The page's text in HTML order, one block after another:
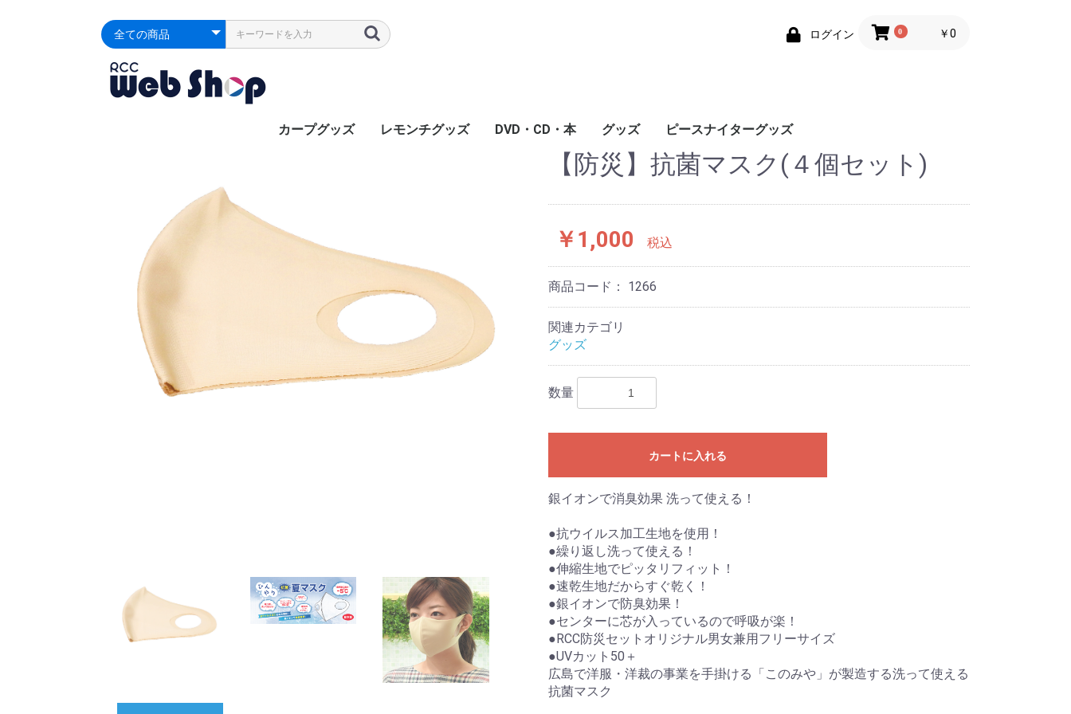
ログイン 0 ￥0
カープグッズ レモンチグッズ DVD・CD・本 グッズ ピースナイターグッズ
【防災】抗菌マスク(４個セット)
￥1,000 税込
商品コード： 1266
関連カテゴリ
グッズ
数量
カートに入れる
銀イオンで消臭効果 洗って使える！
●抗ウイルス加工生地を使用！
●繰り返し洗って使える！
●伸縮生地でピッタリフィット！
●速乾生地だからすぐ乾く！
●銀イオンで防臭効果！
●センターに芯が入っているので呼吸が楽！
●RCC防災セットオリジナル男女兼用フリーサイズ
●UVカット50＋
広島で洋服・洋裁の事業を手掛ける「このみや」が製造する洗って使える
抗菌マスク